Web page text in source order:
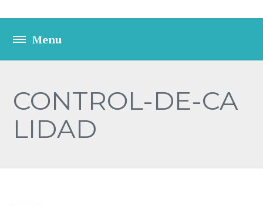
CONTROL-DE-CA
LIDAD